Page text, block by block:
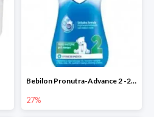
Bebilon Pronutra-Advance 2 -27%
27%